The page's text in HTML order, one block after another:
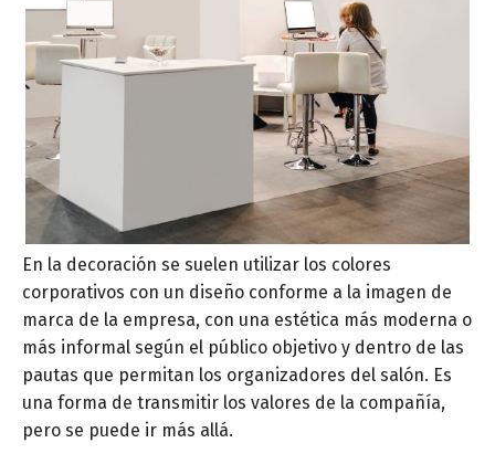
En la decoración se suelen utilizar los colores
corporativos con un diseño conforme a la imagen de
marca de la empresa, con una estética más moderna o
más informal según el público objetivo y dentro de las
pautas que permitan los organizadores del salón. Es
una forma de transmitir los valores de la compañía,
pero se puede ir más allá.